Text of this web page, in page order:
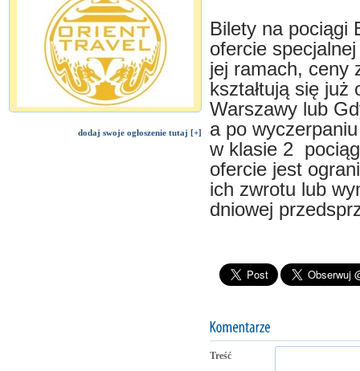
dodaj swoje ogłoszenie tutaj [+]
Bilety na
ofercie
jej ramach, ceny
kształtują się
Warszawy lub
a po
w klasie 2
ofercie jest
ich zwrotu lub
dniowej
Treść